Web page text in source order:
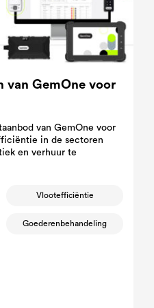
van GemOne voor
van GemOne voor
in de sectoren
en verhuur te
Vlootefficiëntie
Goederenbehandeling